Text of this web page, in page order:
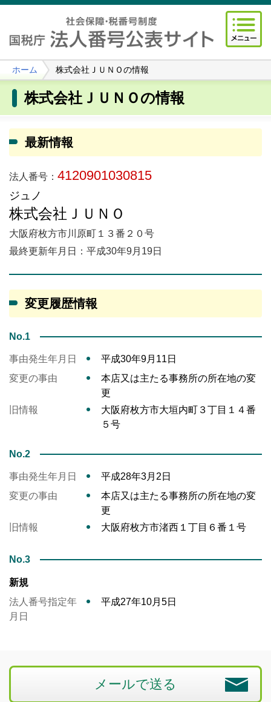
ホーム 株式会社ＪＵＮＯの情報
株式会社ＪＵＮＯの情報
最新情報
法人番号： 4120901030815
ジュノ
株式会社ＪＵＮＯ
大阪府枚方市川原町１３番２０号
最終更新年月日：平成30年9月19日
変更履歴情報
No.1
事由発生年月日
平成30年9月11日
変更の事由
本店又は主たる事務所の所在地の変
更
旧情報
大阪府枚方市大垣内町３丁目１４番
５号
No.2
事由発生年月日
平成28年3月2日
変更の事由
本店又は主たる事務所の所在地の変
更
旧情報
大阪府枚方市渚西１丁目６番１号
No.3
新規
法人番号指定年
月日
平成27年10月5日
メールで送る